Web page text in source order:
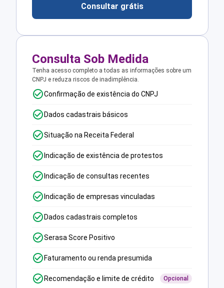
Consultar grátis
Consulta Sob Medida
Tenha acesso completo a todas as informações sobre um
CNPJ e reduza riscos de inadimplência.
Confirmação de existência do CNPJ
Dados cadastrais básicos
Situação na Receita Federal
Indicação de existência de protestos
Indicação de consultas recentes
Indicação de empresas vinculadas
Dados cadastrais completos
Serasa Score Positivo
Faturamento ou renda presumida
Recomendação e limite de crédito Opcional